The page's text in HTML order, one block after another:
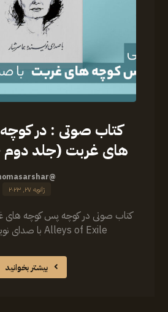
کتاب صوتی : در
های غربت (جلد دوم
@homasarshar
ژانویه ۲۷, ۲۰۲۳
Alleys of Exile با صدای نویسنده هما ...
بیشتر بخوانید